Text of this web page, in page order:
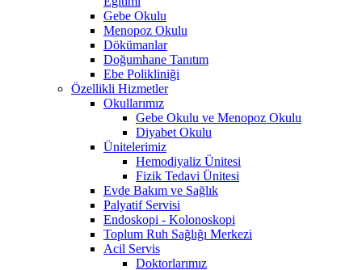
Gebe Okulu
Menopoz Okulu
Dökümanlar
Doğumhane Tanıtım
Ebe Polikliniği
Özellikli Hizmetler
Okullarımız
Gebe Okulu ve Menopoz Okulu
Diyabet Okulu
Ünitelerimiz
Hemodiyaliz Ünitesi
Fizik Tedavi Ünitesi
Evde Bakım ve Sağlık
Palyatif Servisi
Endoskopi - Kolonoskopi
Toplum Ruh Sağlığı Merkezi
Acil Servis
Doktorlarımız